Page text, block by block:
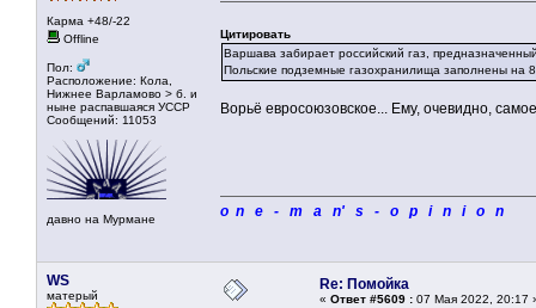
Карма +48/-22
Offline
Пол:
Расположение: Кола,
Нижнее Варламово > б. и
ныне распавшаяся УССР
Сообщений: 11053
давно на Мурмане
Цитировать
Варшава забирает российский газ,
Польские подземные газохранилища заполнены на
Ворьё евросоюзовское... Ему, очевидно,
o n e - m a n' s - o p i n i o n
WS
матерый
Re: Помойка
« Ответ #5609 : 07 Мая 2022, 20:17